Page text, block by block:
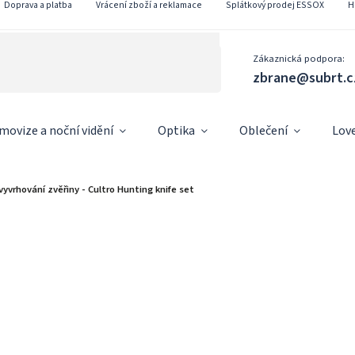
Doprava a platba Vrácení zboží a reklamace Splátkový prodej ESSOX
Zákaznická podpora:
a noční vidění Optika Oblečení
zvěřiny - Cultro Hunting knife set